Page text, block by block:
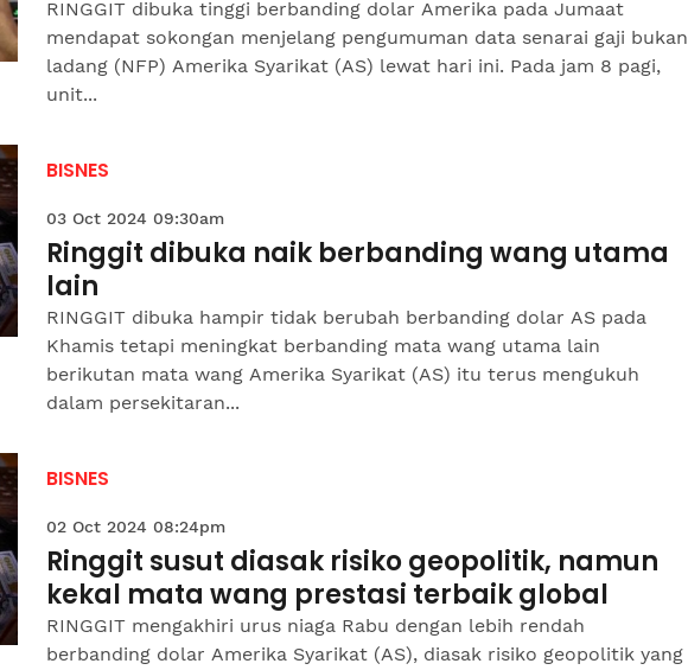
RINGGIT dibuka tinggi berbanding dolar Amerika pada Jumaat
mendapat sokongan menjelang pengumuman data senarai gaji bukan
ladang (NFP) Amerika Syarikat (AS) lewat hari ini. Pada jam 8 pagi,
unit...
BISNES
03 Oct 2024 09:30am
Ringgit dibuka naik berbanding wang utama
lain
RINGGIT dibuka hampir tidak berubah berbanding dolar AS pada
Khamis tetapi meningkat berbanding mata wang utama lain
berikutan mata wang Amerika Syarikat (AS) itu terus mengukuh
dalam persekitaran...
BISNES
02 Oct 2024 08:24pm
Ringgit susut diasak risiko geopolitik, namun
kekal mata wang prestasi terbaik global
RINGGIT mengakhiri urus niaga Rabu dengan lebih rendah
berbanding dolar Amerika Syarikat (AS), diasak risiko geopolitik yang